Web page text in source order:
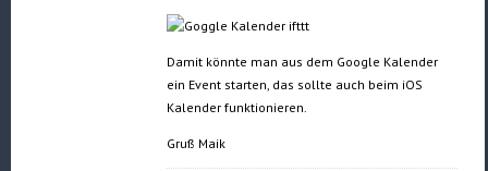
Damit könnte man aus dem Google Kalender
ein Event starten, das sollte auch beim iOS
Kalender funktionieren.
Gruß Maik